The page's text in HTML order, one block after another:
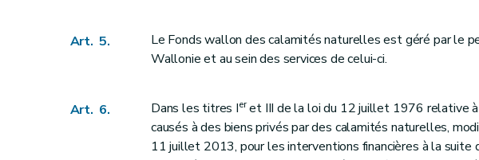
Art. 41
Art. 42
Art. 44
Art. 45
Art. 46
Art. 5.
Le Fonds wallon des calamités naturelles est géré par le
Wallonie et au sein des services de celui-ci.
Art. 6. Dans les titres Ieret III de la loi du 12 juillet 1976 relative
causés à des biens privés par des calamités naturelles,
11 juillet 2013, pour les interventions financières à la suite